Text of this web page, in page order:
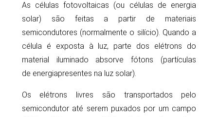
As células fotovoltaicas (ou células de energia
solar) são feitas a partir de materiais
semicondutores (normalmente o silício). Quando a
célula é exposta à luz, parte dos elétrons do
material iluminado absorve fótons (partículas
de energiapresentes na luz solar).
Os elétrons livres são transportados pelo
semicondutor até serem puxados por um campo